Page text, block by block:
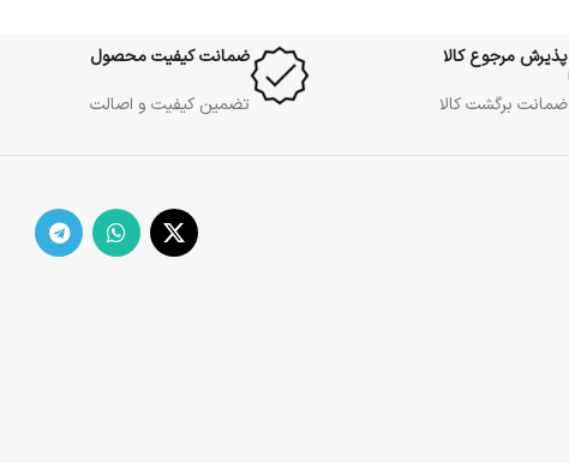
پذیرش مرجوع کالا
ضمانت برگشت کالا
ضمانت کیفیت محصول
تضمین کیفیت و اصالت